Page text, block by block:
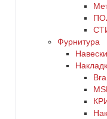
Фурнитура